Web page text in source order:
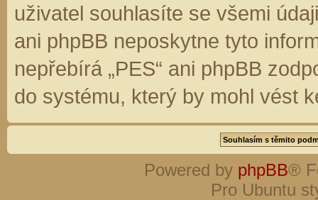
uživatel souhlasíte se všemi
ani phpBB neposkytne tyto
nepřebírá „PES“ ani phpBB
do systému, který by mohl vést
Powered by phpBB®
Pro Ubuntu